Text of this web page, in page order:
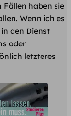
Fällen haben sie
Wenn ich es
den Dienst
oder
letzteres